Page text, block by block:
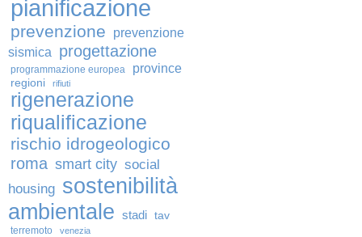
pianificazione
prevenzione
prevenzione
sismica
progettazione
programmazione europea province
regioni rifiuti
rigenerazione
riqualificazione
rischio idrogeologico
roma smart city social
housing sostenibilità
ambientale stadi tav
terremoto venezia